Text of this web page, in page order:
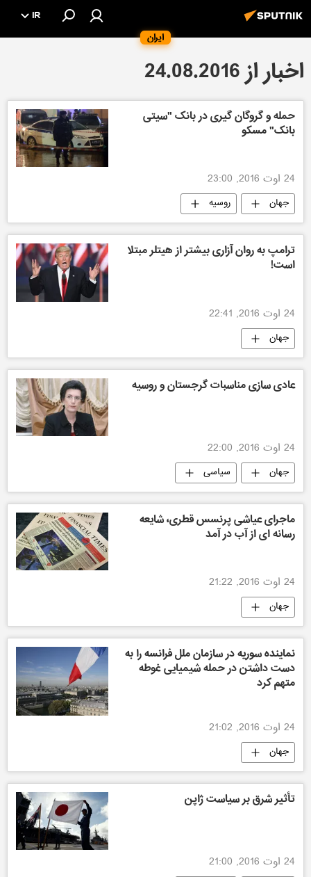
ایران
IR
اخبار از 24.08.2016
حمله و گروگان گیری در بانک "سیتی
بانک" مسکو
24 اوت 2016, 23:00
جهان روسیه
ترامپ به روان آزاری بیشتر از هیتلر مبتلا
است!
24 اوت 2016, 22:41
جهان
عادی سازی مناسبات گرجستان و روسیه
24 اوت 2016, 22:00
جهان سیاسی
ماجرای عیاشی پرنسس قطری، شایعه
رسانه ای از آب در آمد
24 اوت 2016, 21:22
جهان
نماینده سوریه در سازمان ملل فرانسه را به
دست داشتن در حمله شیمیایی غوطه
متهم کرد
24 اوت 2016, 21:02
جهان
تأثیر شرق بر سیاست ژاپن
24 اوت 2016, 21:00